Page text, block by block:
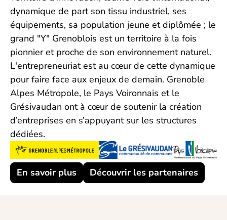
dynamique de part son tissu industriel, ses
équipements, sa population jeune et diplômée ; le
grand "Y" Grenoblois est un territoire à la fois
pionnier et proche de son environnement naturel.
L'entrepreneuriat est au cœur de cette dynamique
pour faire face aux enjeux de demain. Grenoble
Alpes Métropole, le Pays Voironnais et le
Grésivaudan ont à cœur de soutenir la création
d’entreprises en s’appuyant sur les structures
dédiées.
En savoir plus Découvrir les partenaires